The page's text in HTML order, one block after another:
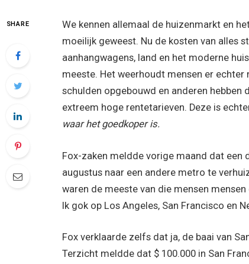
SHARE
We kennen allemaal de huizenmarkt en
moeilijk geweest. Nu de kosten van alles
aanhangwagens, land en het moderne
meeste. Het weerhoudt mensen er
schulden opgebouwd en anderen
extreem hoge rentetarieven. Deze is
waar het goedkoper is.
Fox-zaken meldde vorige maand dat een
augustus naar een andere metro te
waren de meeste van die mensen
Ik gok op Los Angeles, San Francisco en
Fox verklaarde zelfs dat ja, de baai van
Terzicht meldde dat $ 100.000 in San